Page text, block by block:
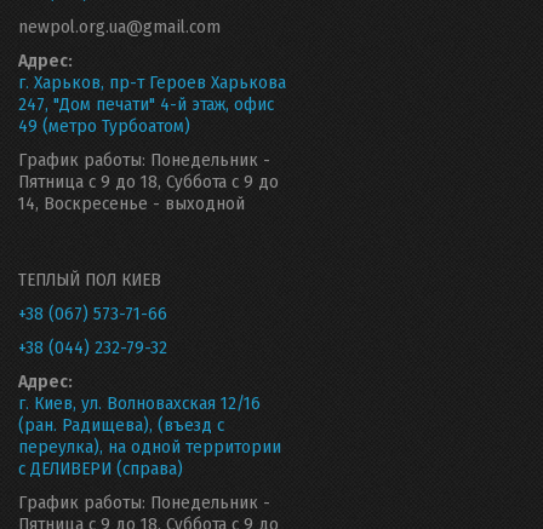
newpol.org.ua@gmail.com
Адрес:
г. Харьков, пр-т Героев Харькова
247, "Дом печати" 4-й этаж, офис
49 (метро Турбоатом)
График работы: Понедельник -
Пятница с 9 до 18, Суббота с 9 до
14, Воскресенье - выходной
ТЕПЛЫЙ ПОЛ КИЕВ
+38 (067) 573-71-66
+38 (044) 232-79-32
Адрес:
г. Киев, ул. Волновахская 12/16
(ран. Радищева), (въезд с
переулка), на одной территории
с ДЕЛИВЕРИ (справа)
График работы: Понедельник -
Пятница с 9 до 18, Суббота с 9 до